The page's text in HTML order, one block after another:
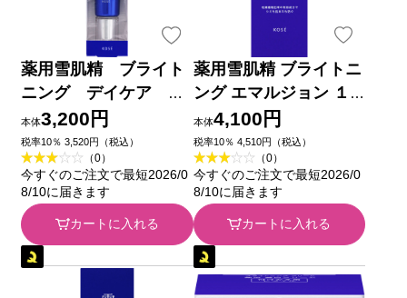
薬用雪肌精 ブライト
ニング デイケア ア
ドバンス ３５ｇ コー
セー (医薬部外品)
本体3,200円
税率10％ 3,520円（税込）
（0）
今すぐのご注文で最短2026/0
8/10に届きます
カートに入れる
薬用雪肌精 ブライトニ
ング エマルジョン １
４０ｍＬ コーセー (医
薬部外品)
本体4,100円
税率10％ 4,510円（税込）
（0）
今すぐのご注文で最短2026/0
8/10に届きます
カートに入れる